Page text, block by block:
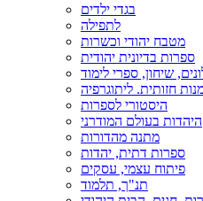
בגדי ילדים
לתפילה
מטבח יהודי וכשרות
ספרות בדיונית יהודית
שיחון, ספרי לימוד
חזותית. ליתוגרפיה
היסטורי לספרות
היהדות בעולם המודרני
מתנה מהדורות
ספרות דתית, יהדות
פיתוח עצמי, עסקים
תנ"ך, תלמוד